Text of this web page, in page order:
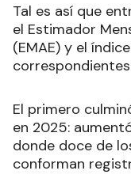
Tal es así que
el Estimador
(EMAE) y el
El primero
en 2025:
donde doce de
conforman